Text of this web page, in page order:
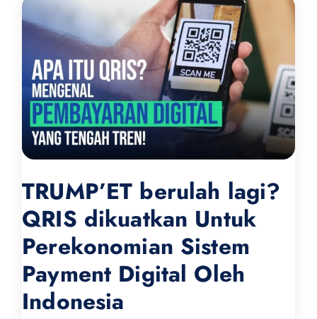
TRUMP’ET berulah lagi?
QRIS dikuatkan Untuk
Perekonomian Sistem
Payment Digital Oleh
Indonesia